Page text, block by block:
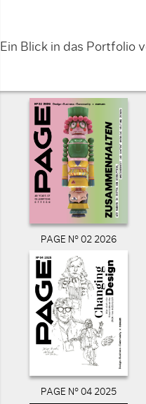
Ein Blick in das Portfolio
PAGE N° 02 2026
PAGE N° 04 2025